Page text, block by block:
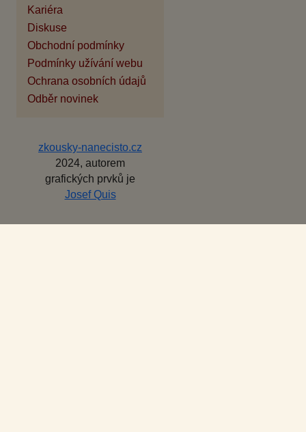
Kariéra
Diskuse
Obchodní podmínky
Podmínky užívání webu
Ochrana osobních údajů
Odběr novinek
zkousky-nanecisto.cz
2024, autorem
grafických prvků je
Josef Quis